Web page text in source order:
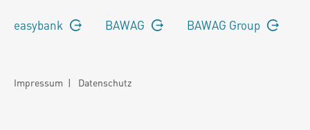
easybank BAWAG BAWAG Group
Impressum | Datenschutz